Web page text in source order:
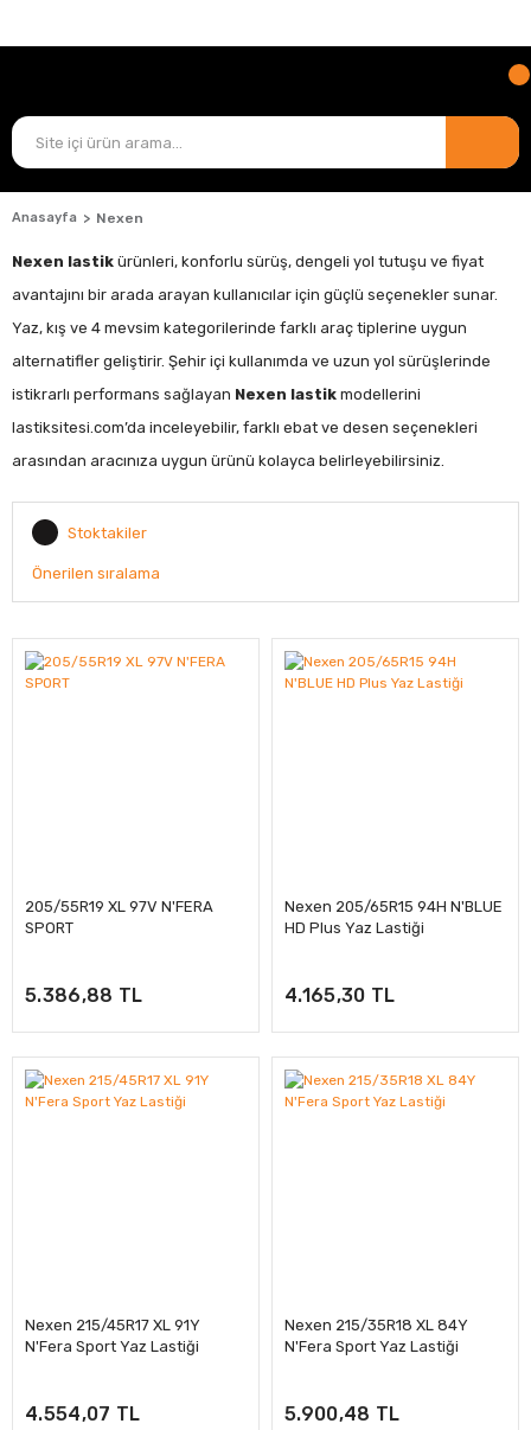
Anasayfa Nexen
Nexen lastik ürünleri, konforlu sürüş, dengeli yol tutuşu ve fiyat
avantajını bir arada arayan kullanıcılar için güçlü seçenekler sunar.
Yaz, kış ve 4 mevsim kategorilerinde farklı araç tiplerine uygun
alternatifler geliştirir. Şehir içi kullanımda ve uzun yol sürüşlerinde
istikrarlı performans sağlayan Nexen lastik modellerini
lastiksitesi.com’da inceleyebilir, farklı ebat ve desen seçenekleri
arasından aracınıza uygun ürünü kolayca belirleyebilirsiniz.
Stoktakiler
205/55R19 XL 97V N'FERA
SPORT
5.386,88 TL
Nexen 205/65R15 94H N'BLUE
HD Plus Yaz Lastiği
4.165,30 TL
Nexen 215/45R17 XL 91Y
N'Fera Sport Yaz Lastiği
4.554,07 TL
Nexen 215/35R18 XL 84Y
N'Fera Sport Yaz Lastiği
5.900,48 TL